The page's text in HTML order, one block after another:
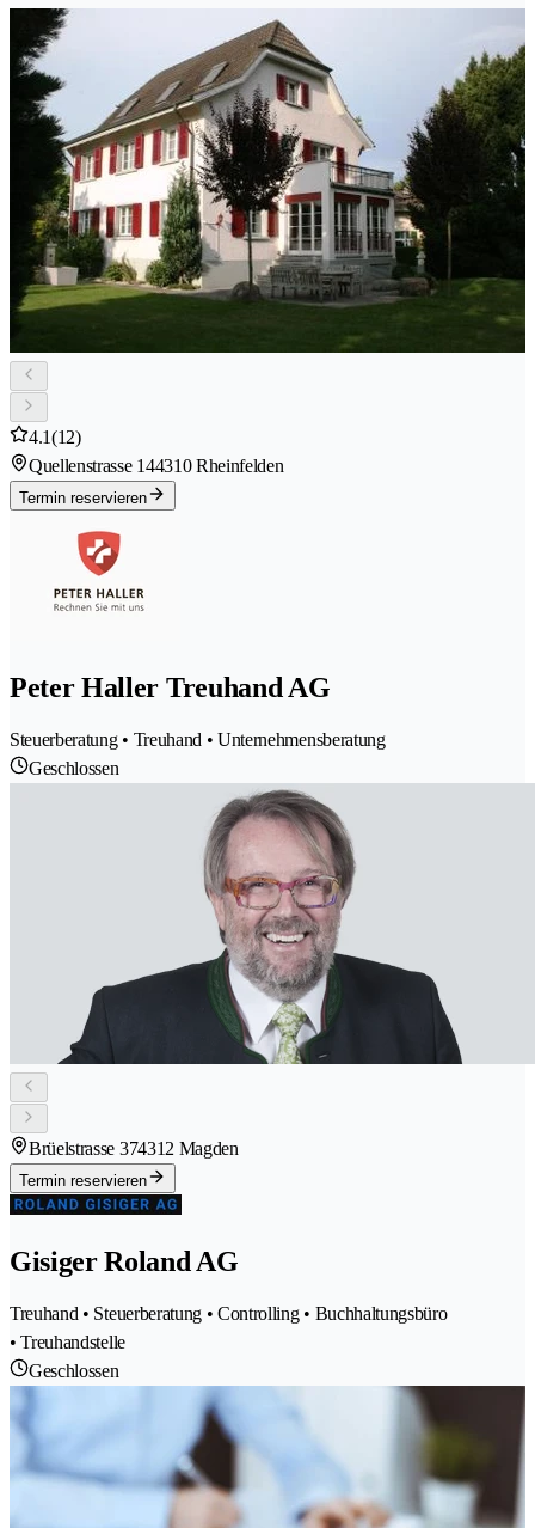
4.1(12)
Quellenstrasse 144310 Rheinfelden
Termin reservieren
Peter Haller Treuhand AG
Steuerberatung • Treuhand • Unternehmensberatung
Geschlossen
Brüelstrasse 374312 Magden
Termin reservieren
Gisiger Roland AG
Treuhand • Steuerberatung • Controlling • Buchhaltungsbüro
• Treuhandstelle
Geschlossen